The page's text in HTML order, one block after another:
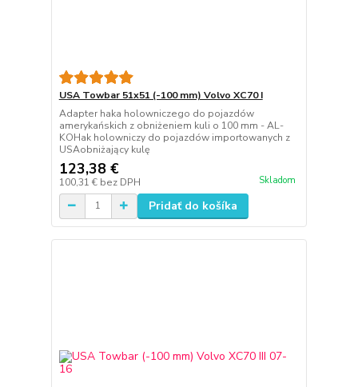
USA Towbar 51x51 (-100 mm) Volvo XC70 I
Adapter haka holowniczego do pojazdów
amerykańskich z obniżeniem kuli o 100 mm - AL-
KOHak holowniczy do pojazdów importowanych z
USAobniżający kulę
123,38 €
100,31 € bez DPH Skladom
Pridať do košíka